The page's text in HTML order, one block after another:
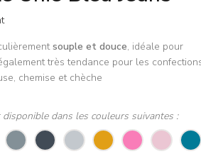
souple et douce, idéale pour
très tendance pour les
chemise et chèche
dans les couleurs suivantes :